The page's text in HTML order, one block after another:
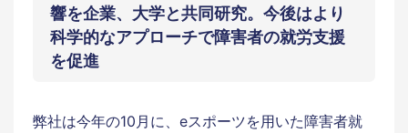
響を企業、大学と共同研究。今後はより
科学的なアプローチで障害者の就労支援
を促進
弊社は今年の10月に、eスポーツを用いた障害者就